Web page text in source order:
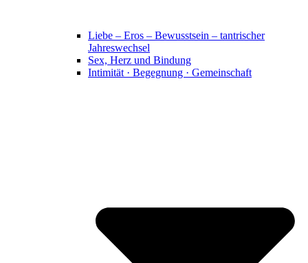
Liebe – Eros – Bewusstsein – tantrischer
Jahreswechsel
Sex, Herz und Bindung
Intimität · Begegnung · Gemeinschaft